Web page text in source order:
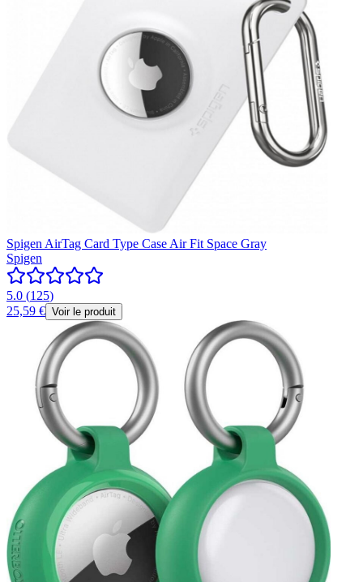
Spigen AirTag Card Type Case Air Fit Space Gray
Spigen
5.0 (125)
25,59 € Voir le produit